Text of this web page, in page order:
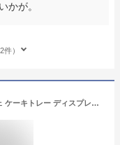
かが。
）
キッチン ケーキトレイ お誕生日会 カフェ ケーキトレー ディスプレイ 台付き かわいい おしゃれ 製菓 アフタヌーンティー ウッドケーキスタンド 大 小 来客 ケーキスタンド